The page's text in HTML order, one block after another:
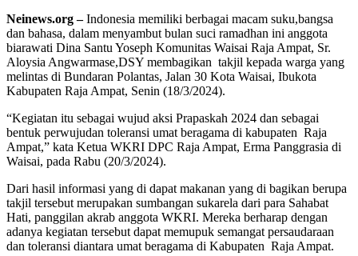
Neinews.org –Indonesia memiliki berbagai macam suku,bangsa
dan bahasa, dalam menyambut bulan suci ramadhan ini anggota
biarawati Dina Santu Yoseph Komunitas Waisai Raja Ampat, Sr.
Aloysia Angwarmase,DSY membagikan takjil kepada warga yang
melintas di Bundaran Polantas, Jalan 30 Kota Waisai, Ibukota
Kabupaten Raja Ampat, Senin (18/3/2024).
“Kegiatan itu sebagai wujud aksi Prapaskah 2024 dan sebagai
bentuk perwujudan toleransi umat beragama di kabupaten Raja
Ampat,” kata Ketua WKRI DPC Raja Ampat, Erma Panggrasia di
Waisai, pada Rabu (20/3/2024).
Dari hasil informasi yang di dapat makanan yang di bagikan berupa
takjil tersebut merupakan sumbangan sukarela dari para Sahabat
Hati, panggilan akrab anggota WKRI. Mereka berharap dengan
adanya kegiatan tersebut dapat memupuk semangat persaudaraan
dan toleransi diantara umat beragama di Kabupaten Raja Ampat.